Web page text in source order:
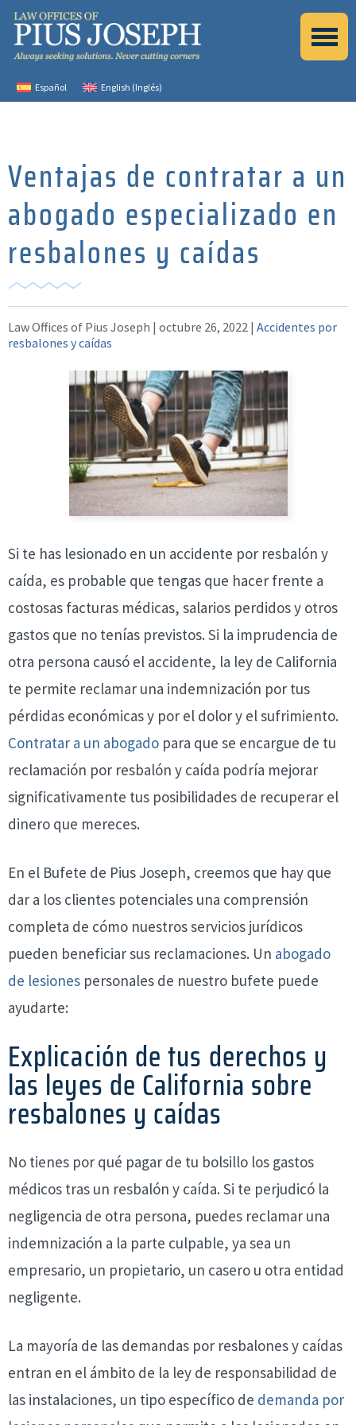
Español English (Inglés)
Ventajas de contratar a un
abogado especializado en
resbalones y caídas
Law Offices of Pius Joseph | octubre 26, 2022 | Accidentes por
resbalones y caídas
Si te has lesionado en un accidente por resbalón y
caída, es probable que tengas que hacer frente a
costosas facturas médicas, salarios perdidos y otros
gastos que no tenías previstos. Si la imprudencia de
otra persona causó el accidente, la ley de California
te permite reclamar una indemnización por tus
pérdidas económicas y por el dolor y el sufrimiento.
Contratar a un abogado para que se encargue de tu
reclamación por resbalón y caída podría mejorar
significativamente tus posibilidades de recuperar el
dinero que mereces.
En el Bufete de Pius Joseph, creemos que hay que
dar a los clientes potenciales una comprensión
completa de cómo nuestros servicios jurídicos
pueden beneficiar sus reclamaciones. Un abogado
de lesiones personales de nuestro bufete puede
ayudarte:
Explicación de tus derechos y
las leyes de California sobre
resbalones y caídas
No tienes por qué pagar de tu bolsillo los gastos
médicos tras un resbalón y caída. Si te perjudicó la
negligencia de otra persona, puedes reclamar una
indemnización a la parte culpable, ya sea un
empresario, un propietario, un casero u otra entidad
negligente.
La mayoría de las demandas por resbalones y caídas
entran en el ámbito de la ley de responsabilidad de
las instalaciones, un tipo específico de demanda por